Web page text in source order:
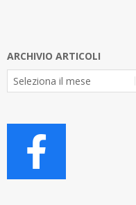
ARCHIVIO ARTICOLI
Archivio
Articoli